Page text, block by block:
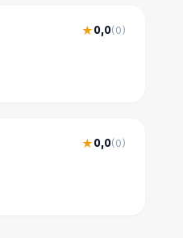
★0,0(0)
★0,0(0)